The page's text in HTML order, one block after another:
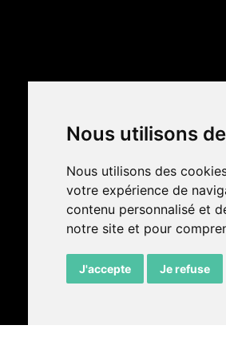
Nous utilisons
Nous utilisons des
votre expérience de
contenu personnalisé et
notre site et pour
J'accepte Je refuse